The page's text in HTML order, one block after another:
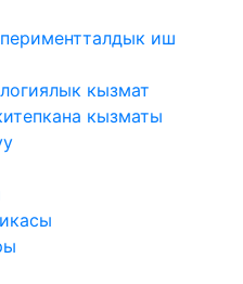
иш
кызмат
кызматы